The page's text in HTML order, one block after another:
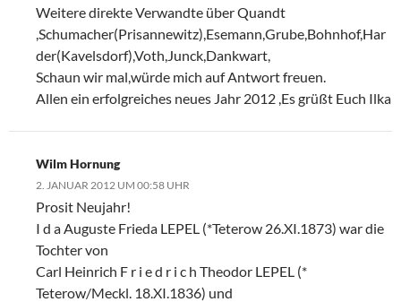
Weitere direkte Verwandte über Quandt
,Schumacher(Prisannewitz),Esemann,Grube,Bohnhof,Har
der(Kavelsdorf),Voth,Junck,Dankwart,
Schaun wir mal,würde mich auf Antwort freuen.
Allen ein erfolgreiches neues Jahr 2012 ,Es grüßt Euch Ilka
Wilm Hornung
2. JANUAR 2012 UM 00:58 UHR
Prosit Neujahr!
I d a Auguste Frieda LEPEL (*Teterow 26.XI.1873) war die
Tochter von
Carl Heinrich F r i e d r i c h Theodor LEPEL (*
Teterow/Meckl. 18.XI.1836) und